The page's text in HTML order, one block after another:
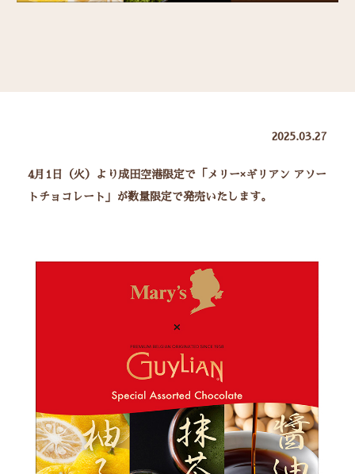
2025.03.27
4月1日（火）より成田空港限定で「メリー×ギリアン アソー
トチョコレート」が数量限定で発売いたします。